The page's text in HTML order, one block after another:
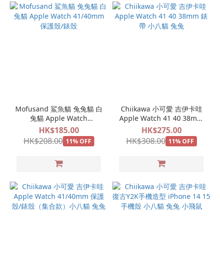
Mofusand 鯊魚貓 兔兔貓 白
兔貓 Apple Watch
41/40mm 保護殼/錶殼
HK$185.00
HK$208.00 11% OFF
Chiikawa 小可愛 吉伊卡哇
Apple Watch 41 40 38mm
錶帶 小八貓 兔兔
HK$275.00
HK$308.00 11% OFF